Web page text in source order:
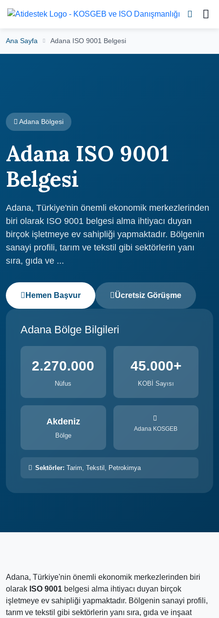
Ana Sayfa Adana ISO 9001 Belgesi
Adana Bölgesi
Adana ISO 9001
Belgesi
Adana, Türkiye'nin önemli ekonomik merkezlerinden
biri olarak ISO 9001 belgesi alma ihtiyacı duyan
birçok işletmeye ev sahipliği yapmaktadır. Bölgenin
sanayi profili, tarım ve tekstil gibi sektörlerin yanı
sıra, gıda ve ...
Hemen Başvur Ücretsiz Görüşme
Adana Bölge Bilgileri
2.270.000
Nüfus
45.000+
KOBİ Sayısı
Akdeniz
Bölge
Adana KOSGEB
Sektörler: Tarim, Tekstil, Petrokimya
Adana, Türkiye'nin önemli ekonomik merkezlerinden biri
olarak ISO 9001 belgesi alma ihtiyacı duyan birçok
işletmeye ev sahipliği yapmaktadır. Bölgenin sanayi profili,
tarım ve tekstil gibi sektörlerin yanı sıra, gıda ve inşaat